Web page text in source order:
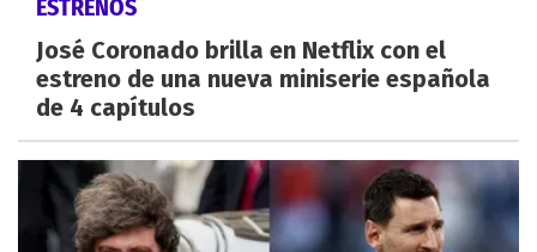
ESTRENOS
José Coronado brilla en Netflix con el
estreno de una nueva miniserie española
de 4 capítulos